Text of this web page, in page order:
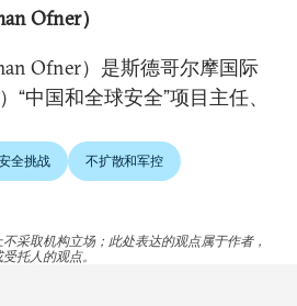
Ofner）
Ofner）是斯德哥尔摩国际
“中国和全球安全”项目主任、
全挑战 不扩散和军控
采取机构立场；此处表达的观点属于作者，
托人的观点。